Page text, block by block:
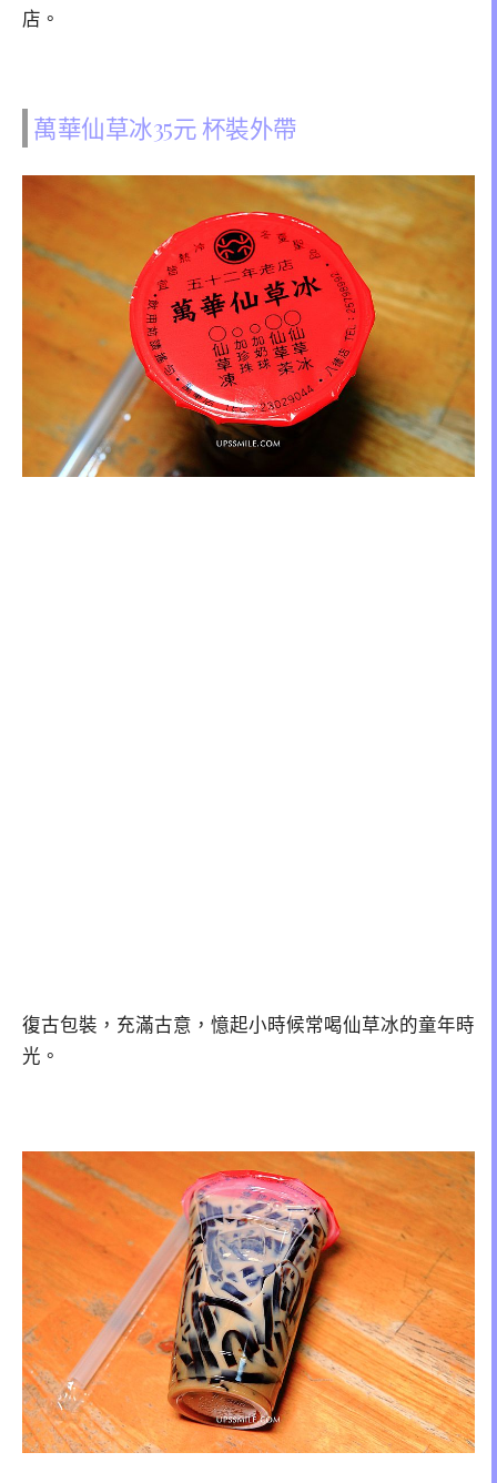
店。
萬華仙草冰35元 杯裝外帶
復古包裝，充滿古意，憶起小時候常喝仙草冰的童年時
光。